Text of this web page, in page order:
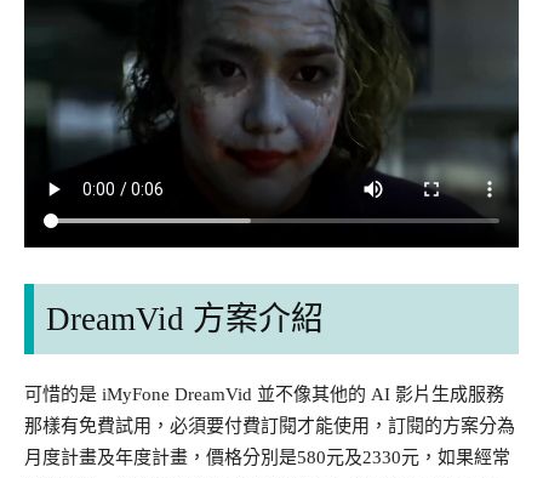
DreamVid 方案介紹
可惜的是 iMyFone DreamVid 並不像其他的 AI 影片生成服務
那樣有免費試用，必須要付費訂閱才能使用，訂閱的方案分為
月度計畫及年度計畫，價格分別是580元及2330元，如果經常